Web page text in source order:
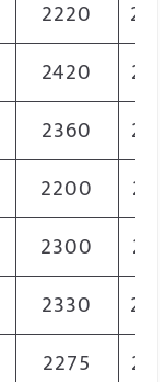
2220
2420
2360
2200
2300
2330
2275